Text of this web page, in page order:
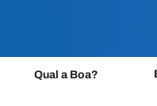
Qual a Boa?